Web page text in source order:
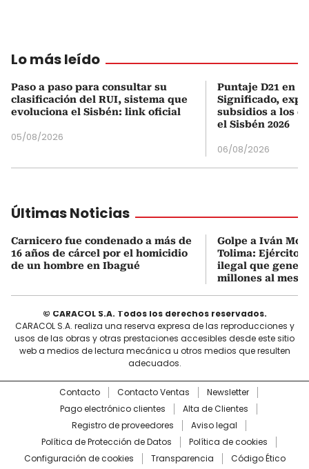
Lo más leído
Paso a paso para consultar su
clasificación del RUI, sistema que
evoluciona el Sisbén: link oficial
05/08/2026
Puntaje D21 en
Significado,
subsidios a los
el Sisbén 2026
06/08/2026
Últimas Noticias
Carnicero fue condenado a más de
16 años de cárcel por el homicidio
de un hombre en Ibagué
Golpe a Iván
Tolima: Ejército
ilegal que
millones al mes
© CARACOL S.A. Todos los derechos reservados.
CARACOL S.A. realiza una reserva expresa de las reproducciones y
usos de las obras y otras prestaciones accesibles desde este sitio
web a medios de lectura mecánica u otros medios que resulten
adecuados.
Contacto Contacto Ventas
Newsletter
Pago electrónico clientes
Alta de Clientes
Registro de proveedores
Aviso legal
Política de Protección de Datos
Política de cookies
Configuración de cookies
Transparencia Código Ético